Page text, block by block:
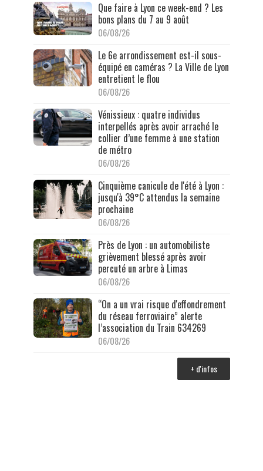
Que faire à Lyon ce week-end ? Les
bons plans du 7 au 9 août
06/08/26
Le 6e arrondissement est-il sous-
équipé en caméras ? La Ville de Lyon
entretient le flou
06/08/26
Vénissieux : quatre individus
interpellés après avoir arraché le
collier d’une femme à une station
de métro
06/08/26
Cinquième canicule de l'été à Lyon :
jusqu'à 39°C attendus la semaine
prochaine
06/08/26
Près de Lyon : un automobiliste
grièvement blessé après avoir
percuté un arbre à Limas
06/08/26
“On a un vrai risque d'effondrement
du réseau ferroviaire” alerte
l’association du Train 634269
06/08/26
+ d'infos